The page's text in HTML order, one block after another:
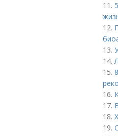
11.
12.
13.
14.
15.
16.
17.
18.
19.